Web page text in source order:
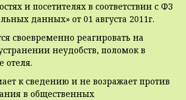
и посетителях в соответствии с ФЗ
данных» от 01 августа 2011г.
своевременно реагировать на
неудобств, поломок в
к сведению и не возражает против
в общественных